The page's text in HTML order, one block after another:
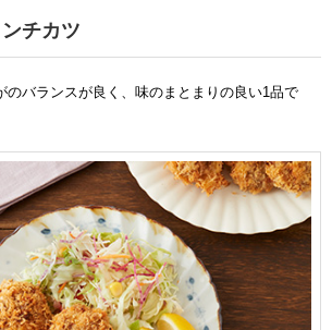
チカツ
のバランスが良く、味のまとまりの良い1品で